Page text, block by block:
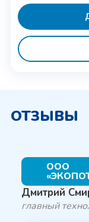
ОТЗЫВЫ
ООО
Дмитрий
главный